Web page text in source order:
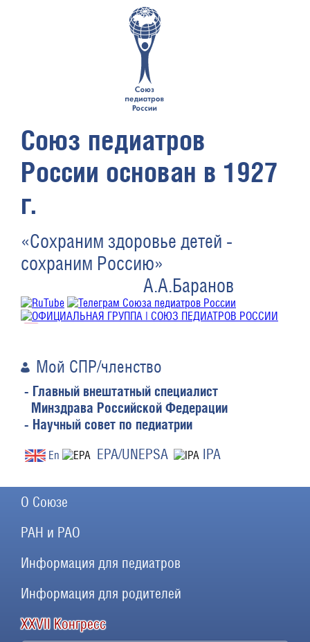
Союз педиатров
России основан в 1927
г.
«Сохраним здоровье детей -
сохраним Россию»
А.А.Баранов
Мой СПР/членство
- Главный внештатный специалист
Минздрава Российской Федерации
- Научный совет по педиатрии
En EPA/UNEPSA IPA
О Союзе
РАН и РАО
Информация для педиатров
Информация для родителей
XXVII Конгресс